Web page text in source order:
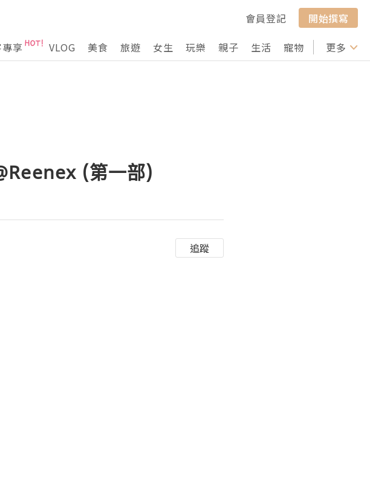
會員登記
開始撰寫
享 VLOG 美食 旅遊 女生 玩樂 親子 生活 寵物 行山 打卡
更多
(第一部)
追蹤